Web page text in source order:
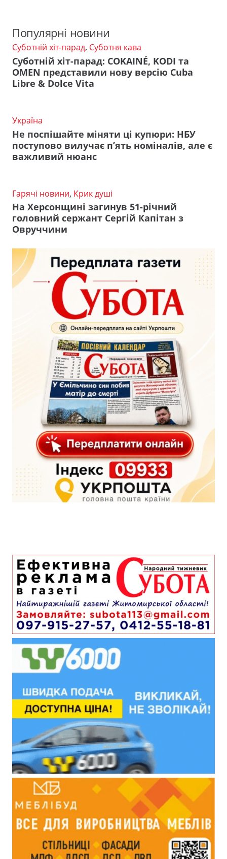
Популярні новини
Суботній хіт-парад, Суботня кава
Суботній хіт-парад: COKAINÉ, KODI та
OMEN представили нову версію Cuba
Libre & Dolce Vita
Україна
Не поспішайте міняти ці купюри: НБУ
поступово вилучає п’ять номіналів, але є
важливий нюанс
Гарячі новини, Крик душі
На Херсонщині загинув 51-річний
головний сержант Сергій Капітан з
Овруччини